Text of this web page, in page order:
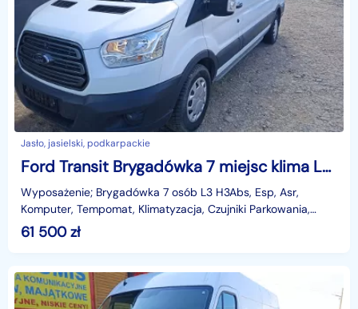
Jasło, jasielski, podkarpackie
Ford Transit Brygadówka 7 miejsc klima L3H3
Wyposażenie; Brygadówka 7 osób L3 H3Abs, Esp, Asr,
Komputer, Tempomat, Klimatyzacja, Czujniki Parkowania,
Poduszka powietrzna kierowcy, Elektryczne szyby, lust
61 500zł